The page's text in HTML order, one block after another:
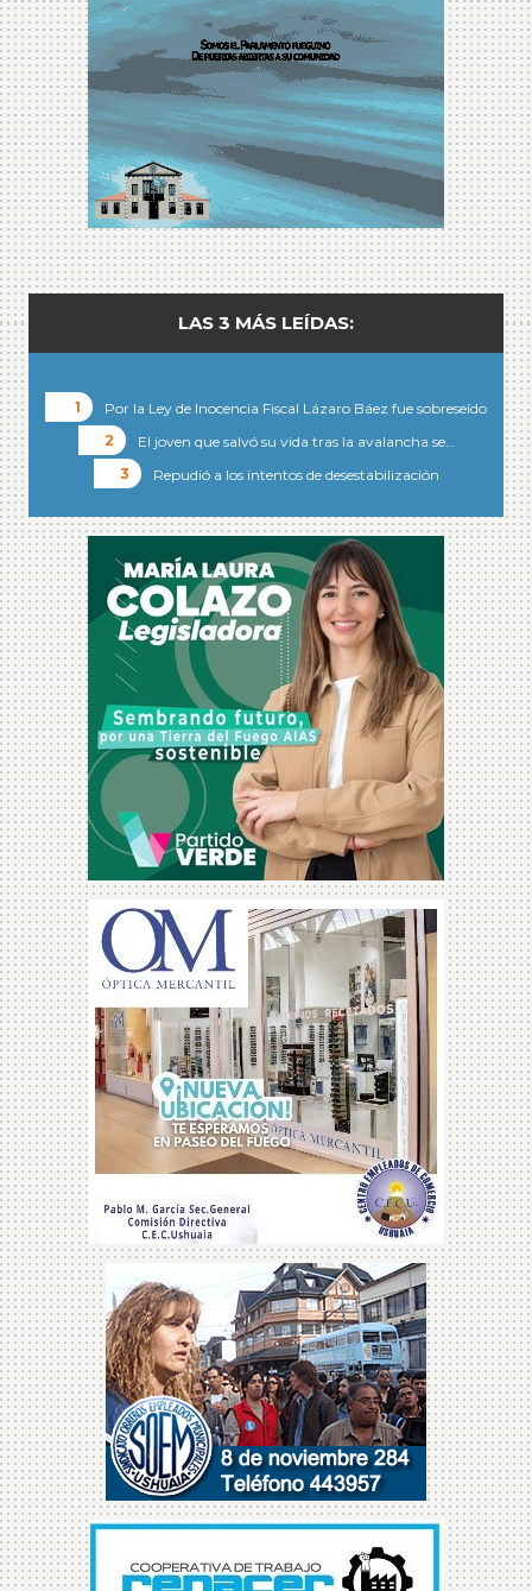
LAS 3 MÁS LEÍDAS:
Por la Ley de Inocencia Fiscal Lázaro Báez fue sobreseído
El joven que salvó su vida tras la avalancha se…
Repudió a los intentos de desestabilización